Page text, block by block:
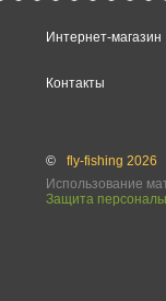
Интернет-магазин
Контакты
©
fly-fishing 2026
Использование
Защита